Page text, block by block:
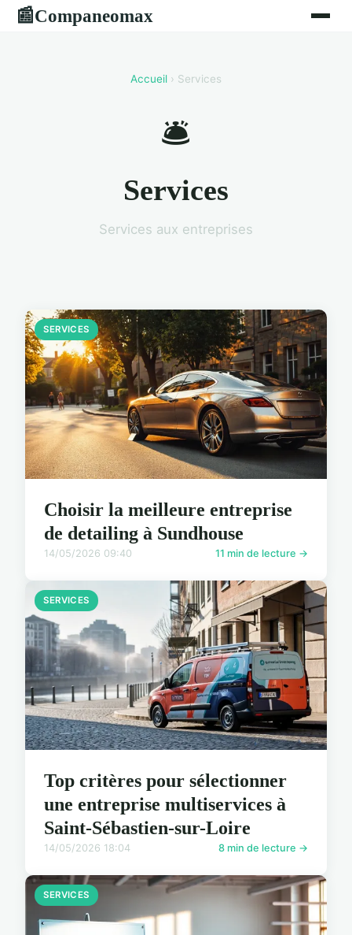
📰Companeomax
Accueil › Services
🛎️
Services
Services aux entreprises
SERVICES
Choisir la meilleure entreprise
de detailing à Sundhouse
14/05/2026 09:40 11 min de lecture →
SERVICES
Top critères pour sélectionner
une entreprise multiservices à
Saint-Sébastien-sur-Loire
14/05/2026 18:04 8 min de lecture →
SERVICES